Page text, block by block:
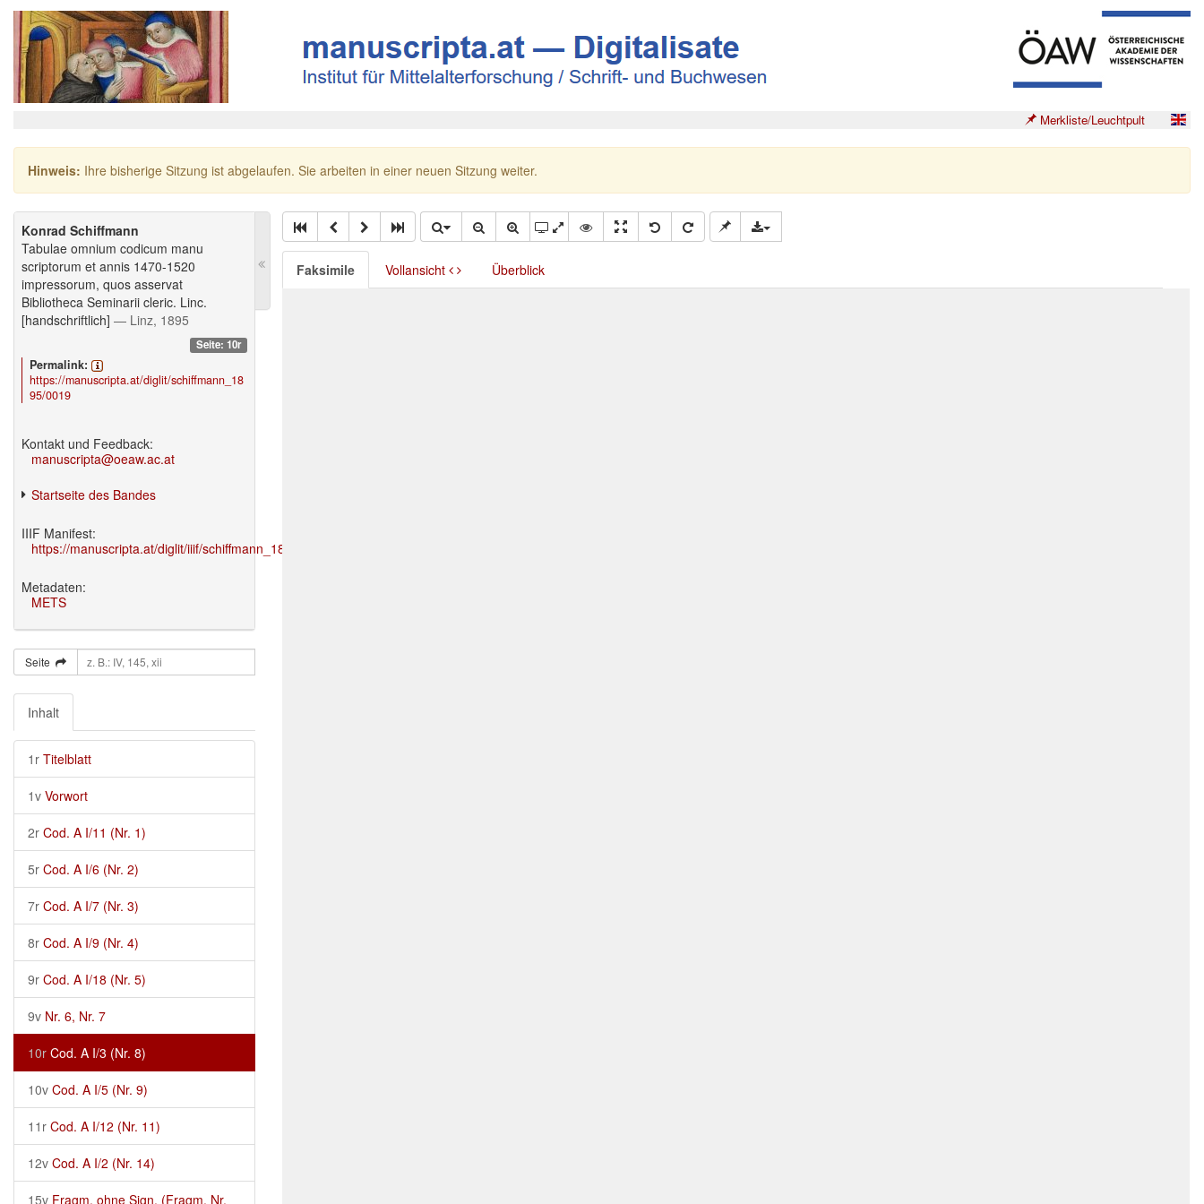
Merkliste/Leuchtpult
Hinweis: Ihre bisherige Sitzung ist abgelaufen. Sie arbeiten in einer neuen Sitzung weiter.
Konrad Schiffmann
Tabulae omnium codicum manu
scriptorum et annis 1470-1520
impressorum, quos asservat
Bibliotheca Seminarii cleric. Linc.
[handschriftlich] — Linz, 1895
Seite: 10r
Permalink:
https://manuscripta.at/diglit/schiffmann_18
95/0019
Kontakt und Feedback:
manuscripta@oeaw.ac.at
Startseite des Bandes
IIIF Manifest:
https://manuscripta.at/diglit/iiif/schiffmann_1895/manifest.json
Metadaten:
METS
Seite
Inhalt
1r Titelblatt
1v Vorwort
2r Cod. A I/11 (Nr. 1)
5r Cod. A I/6 (Nr. 2)
7r Cod. A I/7 (Nr. 3)
8r Cod. A I/9 (Nr. 4)
9r Cod. A I/18 (Nr. 5)
9v Nr. 6, Nr. 7
10r Cod. A I/3 (Nr. 8)
10v Cod. A I/5 (Nr. 9)
11r Cod. A I/12 (Nr. 11)
12v Cod. A I/2 (Nr. 14)
15v Fragm. ohne Sign. (Fragm. Nr.
Faksimile Vollansicht Überblick